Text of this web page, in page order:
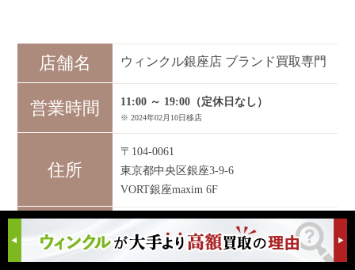
店舗名 ウィンクル銀座店 ブランド買取専門
営業時間 11:00 ～ 19:00（定休日なし）
※ 2024年02月10日移店
住所
〒104-0061
東京都中央区銀座3-9-6
VORT銀座maxim 6F
東京メトロ「銀座駅」A12出口より徒歩約
3分 都営浅草線「東銀座駅」A8出口より
徒歩約2分